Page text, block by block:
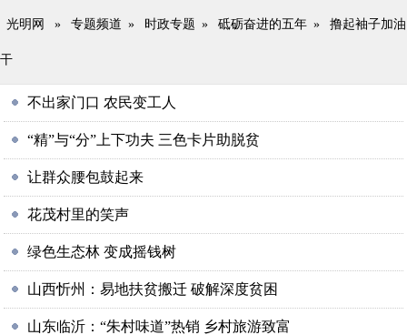
光明网 » 专题频道 » 时政专题 » 砥砺奋进的五年 » 撸起袖子加油
干
不出家门口 农民变工人
“精”与“分”上下功夫 三色卡片助脱贫
让群众腰包鼓起来
花茂村里的笑声
绿色生态林 变成摇钱树
山西忻州：易地扶贫搬迁 破解深度贫困
山东临沂：“朱村味道”热销 乡村旅游致富